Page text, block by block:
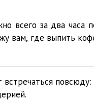
всего за два
вам, где выпить
повсюду: